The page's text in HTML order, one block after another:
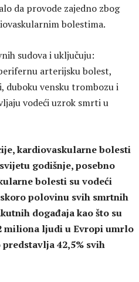
da provode zajedno zbog
bolestima.
sudova i uključuju:
arterijsku bolest,
duboku vensku trombozu i
vodeći uzrok smrti u
kardiovaskularne bolesti
godišnje, posebno
bolesti su vodeći
polovinu svih smrtnih
događaja kao što su
miliona ljudi u Evropi umrlo
42,5% svih